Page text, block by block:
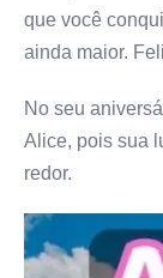
que você
ainda maior.
No seu
Alice, pois sua
redor.